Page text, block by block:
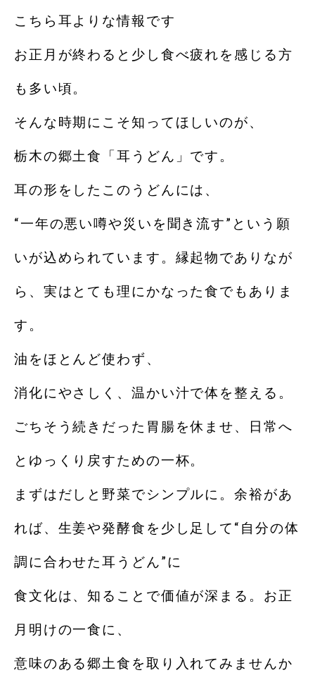
こちら耳よりな情報です
お正月が終わると少し食べ疲れを感じる方
も多い頃。
そんな時期にこそ知ってほしいのが、
栃木の郷土食「耳うどん」です。
耳の形をしたこのうどんには、
“一年の悪い噂や災いを聞き流す”という願
いが込められています。縁起物でありなが
ら、実はとても理にかなった食でもありま
す。
油をほとんど使わず、
消化にやさしく、温かい汁で体を整える。
ごちそう続きだった胃腸を休ませ、日常へ
とゆっくり戻すための一杯。
まずはだしと野菜でシンプルに。余裕があ
れば、生姜や発酵食を少し足して“自分の体
調に合わせた耳うどん”に
食文化は、知ることで価値が深まる。お正
月明けの一食に、
意味のある郷土食を取り入れてみませんか